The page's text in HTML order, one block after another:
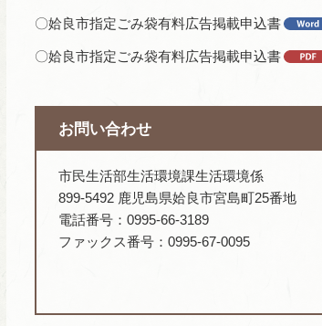
〇姶良市指定ごみ袋有料広告掲載申込書
〇姶良市指定ごみ袋有料広告掲載申込書
お問い合わせ
市民生活部生活環境課生活環境係
899-5492 鹿児島県姶良市宮島町25番地
電話番号：0995-66-3189
ファックス番号：0995-67-0095